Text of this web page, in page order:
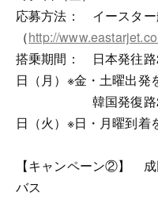
応募方法： イースター
（http://
搭乗期間： 日本発往路
日（月）※金・土曜出発
韓国発復路2013
日（火）※日・月曜到着
【キャンペーン②】
バス